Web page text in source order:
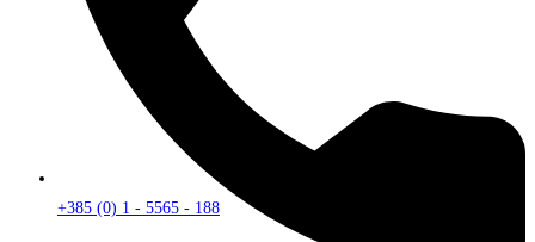
+385 (0) 1 - 5565 - 188